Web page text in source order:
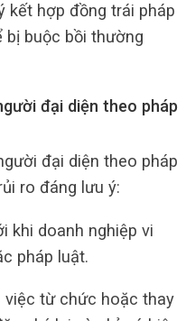
kết hợp đồng trái pháp
bị buộc bồi thường
đại diện theo pháp
đại diện theo pháp
ro đáng lưu ý:
khi doanh nghiệp vi
pháp luật.
việc từ chức hoặc thay